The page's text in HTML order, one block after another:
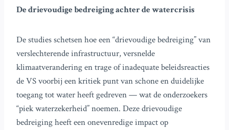
De drievoudige bedreiging achter de watercrisis
De studies schetsen hoe een “drievoudige bedreiging” van
verslechterende infrastructuur, versnelde
klimaatverandering en trage of inadequate beleidsreacties
de VS voorbij een kritiek punt van schone en duidelijke
toegang tot water heeft gedreven — wat de onderzoekers
“piek waterzekerheid” noemen. Deze drievoudige
bedreiging heeft een onevenredige impact op